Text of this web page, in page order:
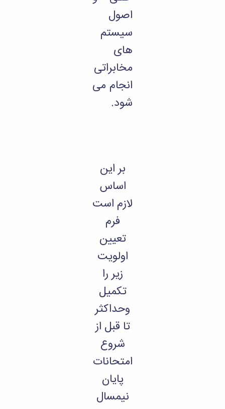
اصول
سیستم
های
مخابراتی
انجام می
شود.
بر این
اساس
لازم است
فرم
تعیین
اولویت
زیر را
تکمیل
وحداکثر
تا قبل از
شروع
امتحانات
پایان
نیمسال